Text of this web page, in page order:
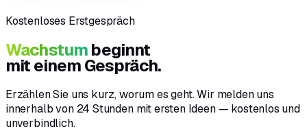
Kostenloses Erstgespräch
Wachstumbeginnt
mit einem Gespräch.
Erzählen Sie uns kurz, worum es geht. Wir melden uns
innerhalb von 24 Stunden mit ersten Ideen — kostenlos und
unverbindlich.